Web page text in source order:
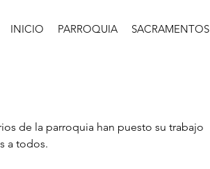
INICIO PARROQUIA SACRAMENTOS
de la parroquia han puesto su trabajo
a todos.